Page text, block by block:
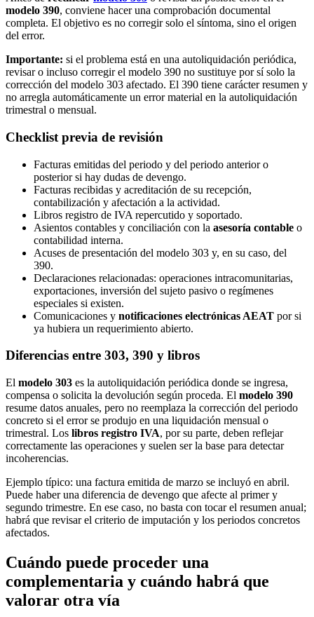
modelo 390, conviene hacer una comprobación documental
completa. El objetivo es no corregir solo el síntoma, sino el origen
del error.
Importante: si el problema está en una autoliquidación periódica,
revisar o incluso corregir el modelo 390 no sustituye por sí solo la
corrección del modelo 303 afectado. El 390 tiene carácter resumen y
no arregla automáticamente un error material en la autoliquidación
trimestral o mensual.
Checklist previa de revisión
Facturas emitidas del periodo y del periodo anterior o
posterior si hay dudas de devengo.
Facturas recibidas y acreditación de su recepción,
contabilización y afectación a la actividad.
Libros registro de IVA repercutido y soportado.
Asientos contables y conciliación con la asesoría contable o
contabilidad interna.
Acuses de presentación del modelo 303 y, en su caso, del
390.
Declaraciones relacionadas: operaciones intracomunitarias,
exportaciones, inversión del sujeto pasivo o regímenes
especiales si existen.
Comunicaciones y notificaciones electrónicas AEAT por si
ya hubiera un requerimiento abierto.
Diferencias entre 303, 390 y libros
El modelo 303 es la autoliquidación periódica donde se ingresa,
compensa o solicita la devolución según proceda. El modelo 390
resume datos anuales, pero no reemplaza la corrección del periodo
concreto si el error se produjo en una liquidación mensual o
trimestral. Los libros registro IVA, por su parte, deben reflejar
correctamente las operaciones y suelen ser la base para detectar
incoherencias.
Ejemplo típico: una factura emitida de marzo se incluyó en abril.
Puede haber una diferencia de devengo que afecte al primer y
segundo trimestre. En ese caso, no basta con tocar el resumen anual;
habrá que revisar el criterio de imputación y los periodos concretos
afectados.
Cuándo puede proceder una
complementaria y cuándo habrá que
valorar otra vía